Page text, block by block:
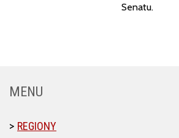
Senatu.
MENU
REGIONY